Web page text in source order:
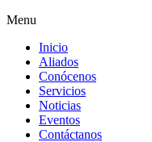
Menu
Inicio
Aliados
Conócenos
Servicios
Noticias
Eventos
Contáctanos